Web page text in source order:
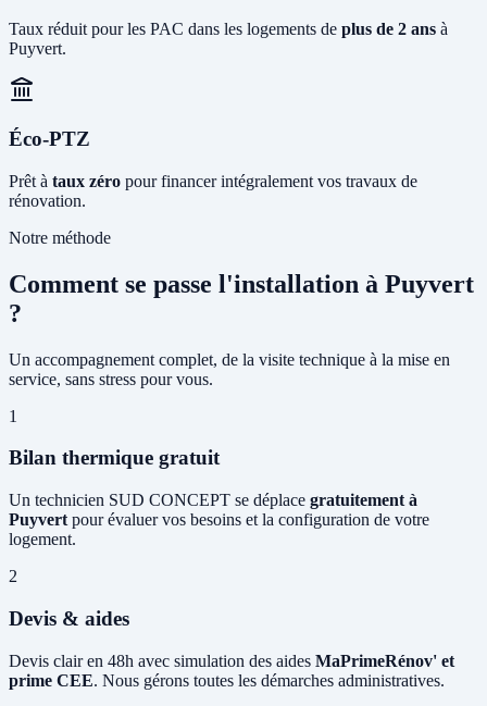
Taux réduit pour les PAC dans les logements de plus de 2 ans à
Puyvert.
Éco-PTZ
Prêt à taux zéro pour financer intégralement vos travaux de
rénovation.
Notre méthode
Comment se passe l'installation à Puyvert
?
Un accompagnement complet, de la visite technique à la mise en
service, sans stress pour vous.
1
Bilan thermique gratuit
Un technicien SUD CONCEPT se déplace gratuitement à
Puyvert pour évaluer vos besoins et la configuration de votre
logement.
2
Devis & aides
Devis clair en 48h avec simulation des aides MaPrimeRénov' et
prime CEE. Nous gérons toutes les démarches administratives.